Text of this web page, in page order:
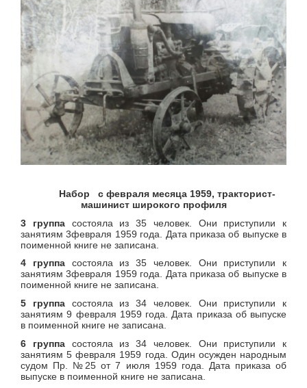
Набор с февраля месяца 1959, тракторист-
машинист широкого профиля
3 группа состояла из 35 человек. Они приступили к
занятиям 3февраля 1959 года. Дата приказа об выпуске в
поименной книге не записана.
4 группа состояла из 35 человек. Они приступили к
занятиям 3февраля 1959 года. Дата приказа об выпуске в
поименной книге не записана.
5 группа состояла из 34 человек. Они приступили к
занятиям 9 февраля 1959 года. Дата приказа об выпуске
в поименной книге не записана.
6 группа состояла из 34 человек. Они приступили к
занятиям 5 февраля 1959 года. Один осужден народным
судом Пр. №25 от 7 июля 1959 года. Дата приказа об
выпуске в поименной книге не записана.